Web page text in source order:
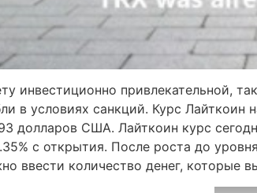
инвестиционно привлекательной,
в условиях санкций. Курс
долларов США. Лайткоин курс
с открытия. После роста до
ввести количество денег, которые